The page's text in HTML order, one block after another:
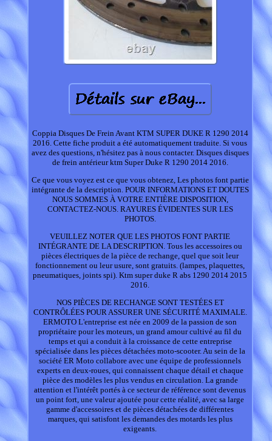
Coppia Disques De Frein Avant KTM SUPER DUKE R 1290 2014
2016. Cette fiche produit a été automatiquement traduite. Si vous
avez des questions, n'hésitez pas à nous contacter. Disques disques
de frein antérieur ktm Super Duke R 1290 2014 2016.
Ce que vous voyez est ce que vous obtenez, Les photos font partie
intégrante de la description. POUR INFORMATIONS ET DOUTES
NOUS SOMMES À VOTRE ENTIÈRE DISPOSITION,
CONTACTEZ-NOUS. RAYURES ÉVIDENTES SUR LES
PHOTOS.
VEUILLEZ NOTER QUE LES PHOTOS FONT PARTIE
INTÉGRANTE DE LA DESCRIPTION. Tous les accessoires ou
pièces électriques de la pièce de rechange, quel que soit leur
fonctionnement ou leur usure, sont gratuits. (lampes, plaquettes,
pneumatiques, joints spi). Ktm super duke R abs 1290 2014 2015
2016.
NOS PIÈCES DE RECHANGE SONT TESTÉES ET
CONTRÔLÉES POUR ASSURER UNE SÉCURITÉ MAXIMALE.
ERMOTO L'entreprise est née en 2009 de la passion de son
propriétaire pour les moteurs, un grand amour cultivé au fil du
temps et qui a conduit à la croissance de cette entreprise
spécialisée dans les pièces détachées moto-scooter. Au sein de la
société ER Moto collabore avec une équipe de professionnels
experts en deux-roues, qui connaissent chaque détail et chaque
pièce des modèles les plus vendus en circulation. La grande
attention et l'intérêt portés à ce secteur de référence sont devenus
un point fort, une valeur ajoutée pour cette réalité, avec sa large
gamme d'accessoires et de pièces détachées de différentes
marques, qui satisfont les demandes des motards les plus
exigeants.